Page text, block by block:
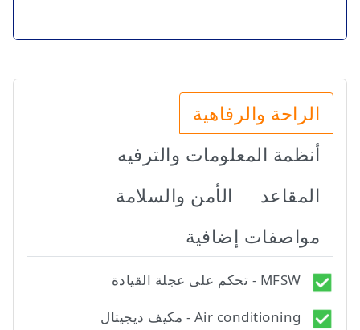
الراحة والرفاهية
أنظمة المعلومات والترفيه
المقاعد
الأمن والسلامة
مواصفات إضافية
MFSW - تحكم على عجلة القيادة
Air conditioning - مكيف ديجيتال